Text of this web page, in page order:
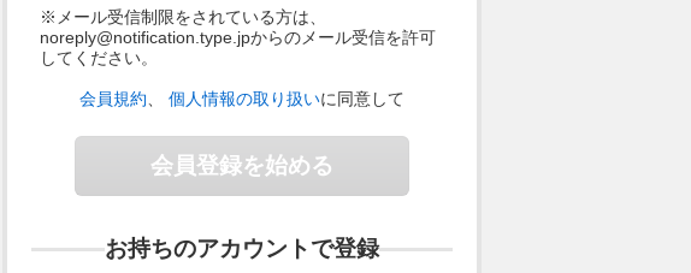
※メール受信制限をされている方は、
noreply@notification.type.jpからのメール受信を許可
してください。
会員規約 個人情報の取り扱いに同意して
会員登録を始める
お持ちのアカウントで登録